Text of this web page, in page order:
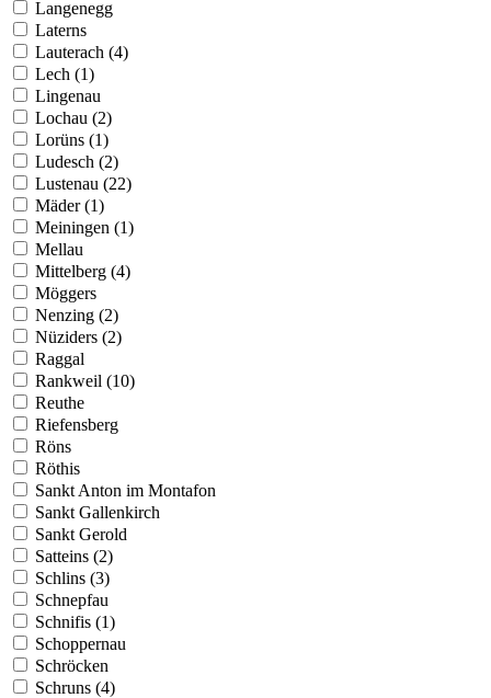
Langenegg
Laterns
Lauterach (4)
Lech (1)
Lingenau
Lochau (2)
Lorüns (1)
Ludesch (2)
Lustenau (22)
Mäder (1)
Meiningen (1)
Mellau
Mittelberg (4)
Möggers
Nenzing (2)
Nüziders (2)
Raggal
Rankweil (10)
Reuthe
Riefensberg
Röns
Röthis
Sankt Anton im Montafon
Sankt Gallenkirch
Sankt Gerold
Satteins (2)
Schlins (3)
Schnepfau
Schnifis (1)
Schoppernau
Schröcken
Schruns (4)